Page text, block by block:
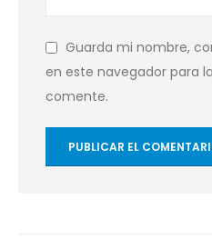
Guarda mi nombre,
en este navegador para
comente.